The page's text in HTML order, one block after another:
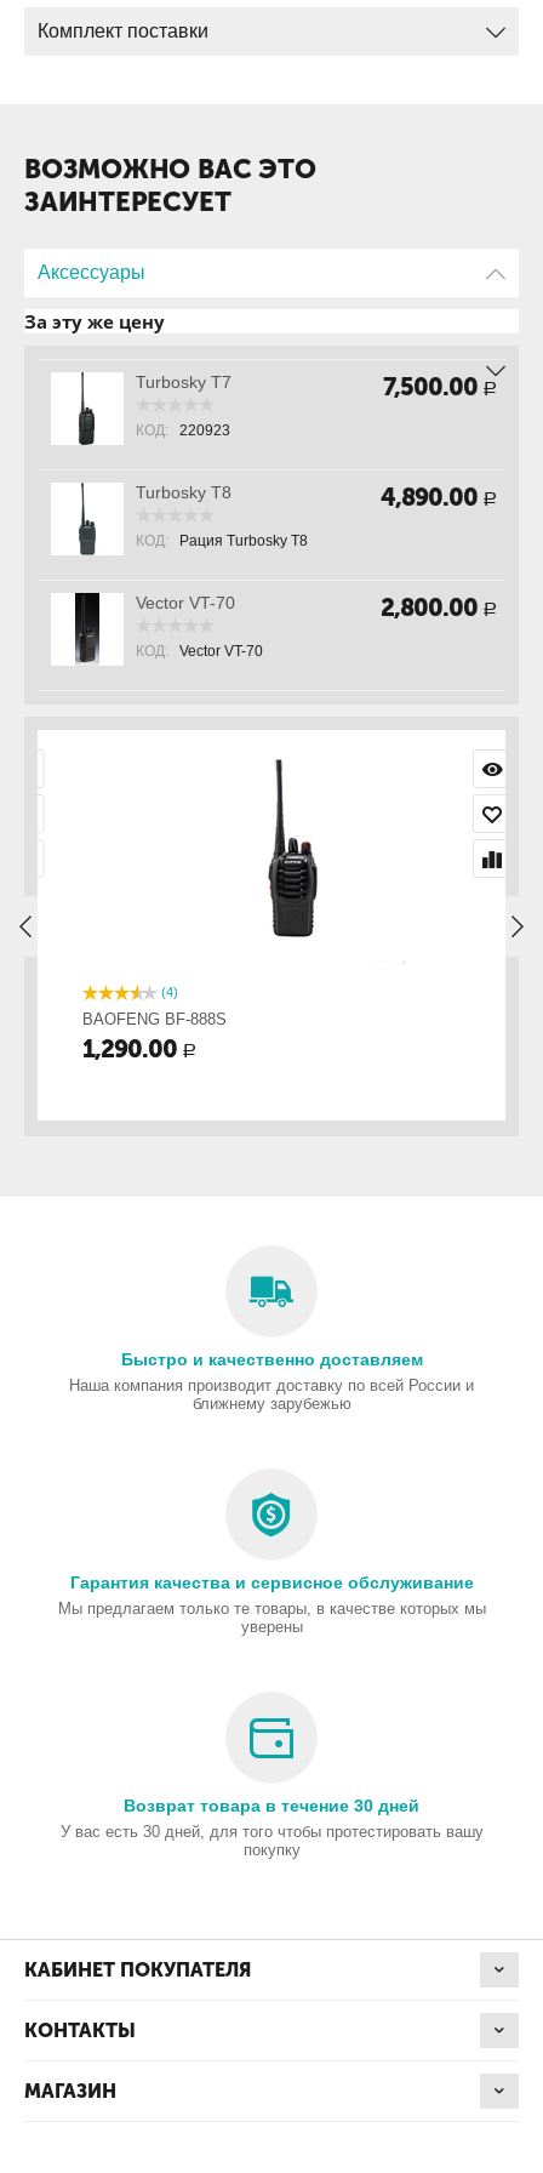
Антенна
Комплект поставки
ВОЗМОЖНО ВАС ЭТО
ЗАИНТЕРЕСУЕТ
Аксессуары
За эту же цену
Turbosky T7
КОД: 220923
7,500.00 Р
Turbosky T8
КОД: Рация Turbosky T8
4,890.00 Р
Vector VT-70
КОД: Vector VT-70
2,800.00 Р
(4)
BAOFENG BF-888S
1,290.00 Р
Быстро и качественно доставляем
Наша компания производит доставку по всей России и
ближнему зарубежью
Гарантия качества и сервисное обслуживание
Мы предлагаем только те товары, в качестве которых мы
уверены
Возврат товара в течение 30 дней
У вас есть 30 дней, для того чтобы протестировать вашу
покупку
КАБИНЕТ ПОКУПАТЕЛЯ
КОНТАКТЫ
МАГАЗИН